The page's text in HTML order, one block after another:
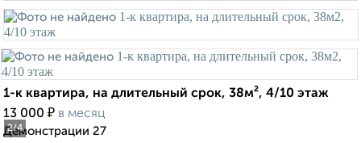
2/4
1-к квартира, на длительный срок, 38м², 4/10 этаж
13 000 ₽ в месяц
Демонстрации 27